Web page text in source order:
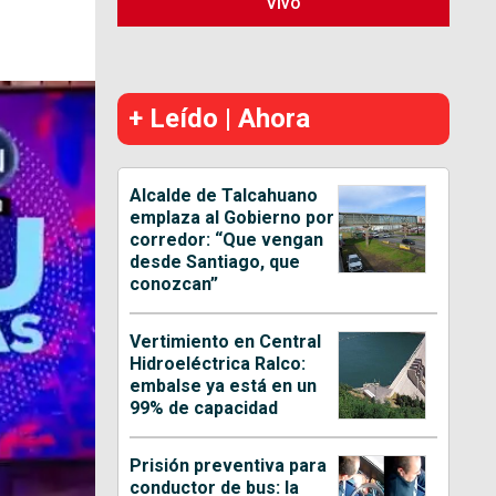
+ Leído | Ahora
Alcalde de Talcahuano
emplaza al Gobierno por
corredor: “Que vengan
desde Santiago, que
conozcan”
Vertimiento en Central
Hidroeléctrica Ralco:
embalse ya está en un
99% de capacidad
Prisión preventiva para
conductor de bus: la